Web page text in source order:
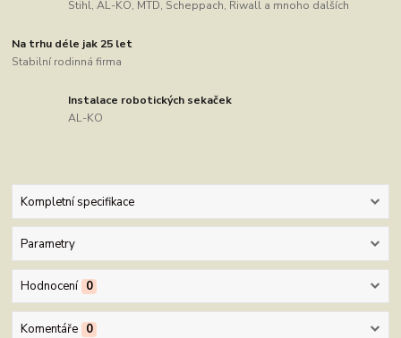
Stihl, AL-KO, MTD, Scheppach, Riwall a mnoho dalších
Na trhu déle jak 25 let
Stabilní rodinná firma
Instalace robotických sekaček
AL-KO
Kompletní specifikace
Parametry
Hodnocení 0
Komentáře 0